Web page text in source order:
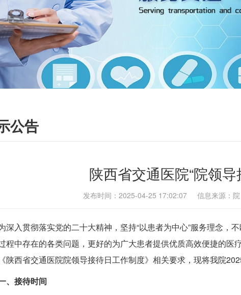
公告
陕西省交通医院“院领导
发布时间：2025-04-25 17:02:07 信息来源
深入贯彻落实党的二十大精神，坚持“以患者为中心”服务理念，
程中存在的各类问题，更好的为广大患者提供优质高效便捷的医
陕西省交通医院院领导接待日工作制度》相关要求，现将我院
、接待时间